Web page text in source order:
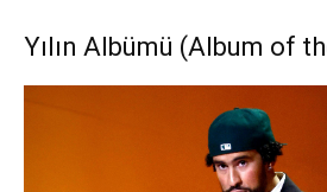
Yılın Albümü (Album of